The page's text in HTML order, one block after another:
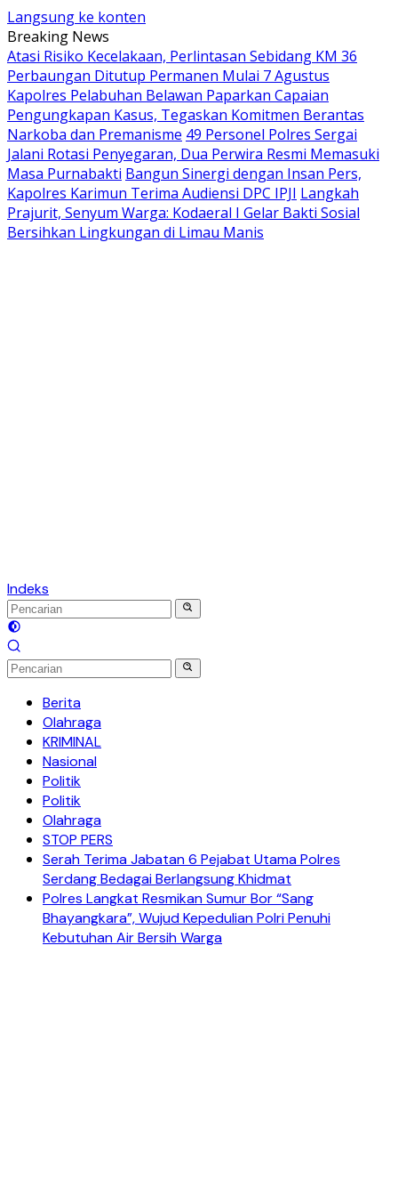
Langsung ke konten
Breaking News
Atasi Risiko Kecelakaan, Perlintasan Sebidang KM 36
Perbaungan Ditutup Permanen Mulai 7 Agustus
Kapolres Pelabuhan Belawan Paparkan Capaian
Pengungkapan Kasus, Tegaskan Komitmen Berantas
Narkoba dan Premanisme 49 Personel Polres Sergai
Jalani Rotasi Penyegaran, Dua Perwira Resmi Memasuki
Masa Purnabakti Bangun Sinergi dengan Insan Pers,
Kapolres Karimun Terima Audiensi DPC IPJI Langkah
Prajurit, Senyum Warga: Kodaeral I Gelar Bakti Sosial
Bersihkan Lingkungan di Limau Manis
Indeks
Berita
Olahraga
KRIMINAL
Nasional
Politik
Politik
Olahraga
STOP PERS
Serah Terima Jabatan 6 Pejabat Utama Polres
Serdang Bedagai Berlangsung Khidmat
Polres Langkat Resmikan Sumur Bor “Sang
Bhayangkara”, Wujud Kepedulian Polri Penuhi
Kebutuhan Air Bersih Warga